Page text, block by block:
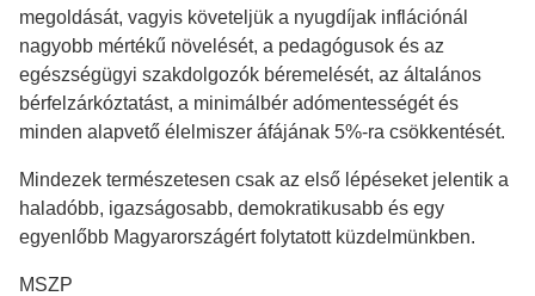
megoldását, vagyis követeljük a nyugdíjak inflációnál
nagyobb mértékű növelését, a pedagógusok és az
egészségügyi szakdolgozók béremelését, az általános
bérfelzárkóztatást, a minimálbér adómentességét és
minden alapvető élelmiszer áfájának 5%-ra csökkentését.
Mindezek természetesen csak az első lépéseket jelentik a
haladóbb, igazságosabb, demokratikusabb és egy
egyenlőbb Magyarországért folytatott küzdelmünkben.
MSZP